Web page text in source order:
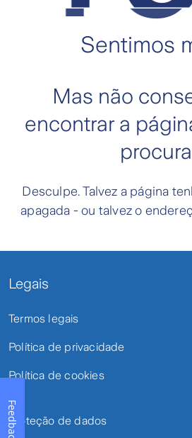
Sentimos
Mas não
encontrar a
Desculpe. Talvez a página
apagada - ou talvez o
Legais
Termos legais
Política de privacidade
Política de cookies
Proteção de dados
Feedback